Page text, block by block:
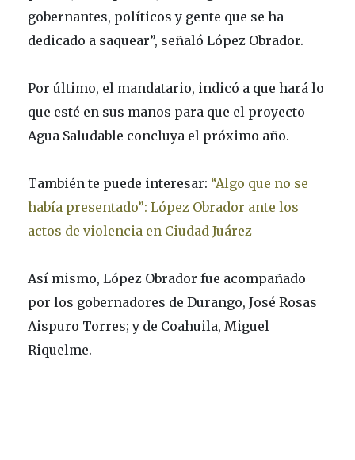
gobernantes, políticos y gente que se ha
dedicado a saquear”, señaló López Obrador.
Por último, el mandatario, indicó a que hará lo
que esté en sus manos para que el proyecto
Agua Saludable concluya el próximo año.
También te puede interesar: “Algo que no se
había presentado”: López Obrador ante los
actos de violencia en Ciudad Juárez
Así mismo, López Obrador fue acompañado
por los gobernadores de Durango, José Rosas
Aispuro Torres; y de Coahuila, Miguel
Riquelme.